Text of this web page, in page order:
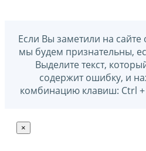
Если Вы заметили на сайте
мы будем признательны,
Выделите текст,
содержит ошибку, и
комбинацию клавиш: Ctrl
×